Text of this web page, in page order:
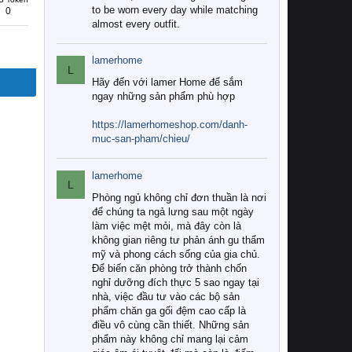
0
to be worn every day while matching
almost every outfit.
L
lamerhome
Hãy đến với lamer Home để sắm
ngay những sản phẩm phù hợp
https://lamerhomeshop.com/danh-
muc-san-pham/chieu/
L
lamerhome
Phòng ngủ không chỉ đơn thuần là nơi
để chúng ta ngả lưng sau một ngày
làm việc mệt mỏi, mà đây còn là
không gian riêng tư phản ánh gu thẩm
mỹ và phong cách sống của gia chủ.
Để biến căn phòng trở thành chốn
nghỉ dưỡng đích thực 5 sao ngay tại
nhà, việc đầu tư vào các bộ sản
phẩm chăn ga gối đệm cao cấp là
điều vô cùng cần thiết. Những sản
phẩm này không chỉ mang lại cảm